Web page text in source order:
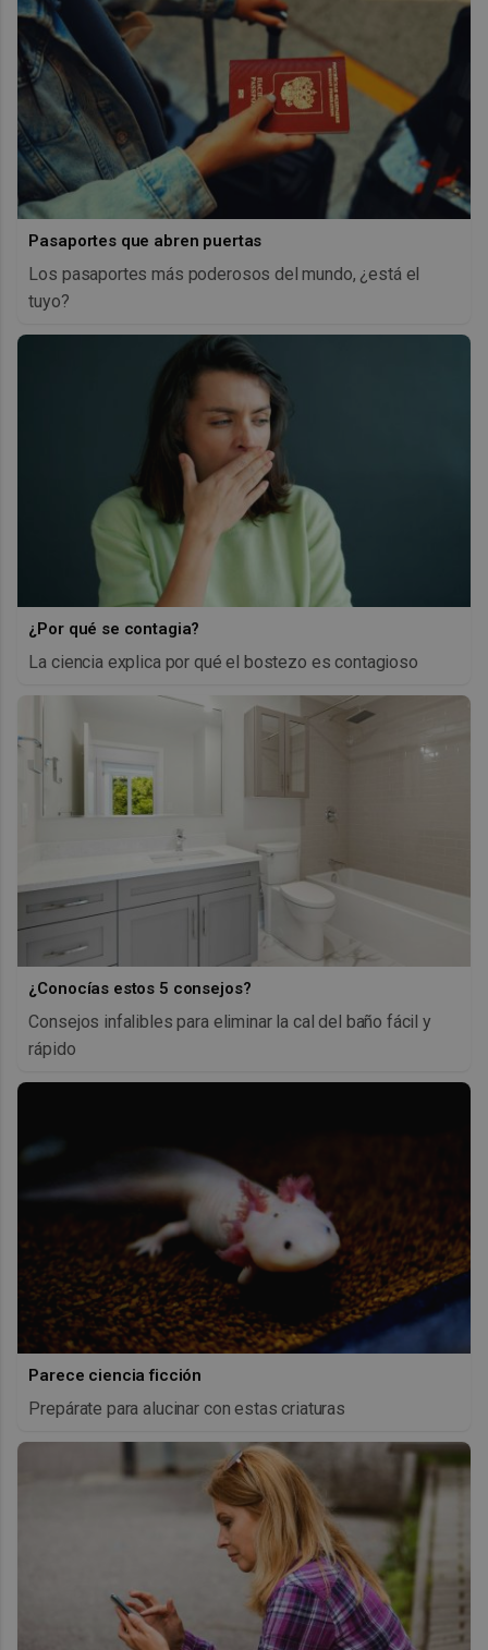
Pasaportes que abren puertas
Los pasaportes más poderosos del mundo, ¿está el
tuyo?
¿Por qué se contagia?
La ciencia explica por qué el bostezo es contagioso
¿Conocías estos 5 consejos?
Consejos infalibles para eliminar la cal del baño fácil y
rápido
Parece ciencia ficción
Prepárate para alucinar con estas criaturas